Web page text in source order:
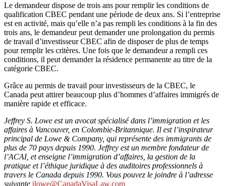
Le demandeur dispose de trois ans pour remplir les conditions de
qualification CBEC pendant une période de deux ans. Si l’entreprise
est en activité, mais qu’elle n’a pas rempli les conditions à la fin des
trois ans, le demandeur peut demander une prolongation du permis
de travail d’investisseur CBEC afin de disposer de plus de temps
pour remplir les critères. Une fois que le demandeur a rempli ces
conditions, il peut demander la résidence permanente au titre de la
catégorie CBEC.
Grâce au permis de travail pour investisseurs de la CBEC, le
Canada peut attirer beaucoup plus d’hommes d’affaires immigrés de
manière rapide et efficace.
Jeffrey S. Lowe est un avocat spécialisé dans l’immigration et les
affaires à Vancouver, en Colombie-Britannique. Il est l’inspirateur
principal de Lowe & Company, qui représente des immigrants de
plus de 70 pays depuis 1990. Jeffrey est un membre fondateur de
l’ACAI, et enseigne l’immigration d’affaires, la gestion de la
pratique et l’éthique juridique à des auditoires professionnels à
travers le Canada depuis 1990. Vous pouvez le joindre à l’adresse
suivante jlowe@CanadaVisaLaw.com